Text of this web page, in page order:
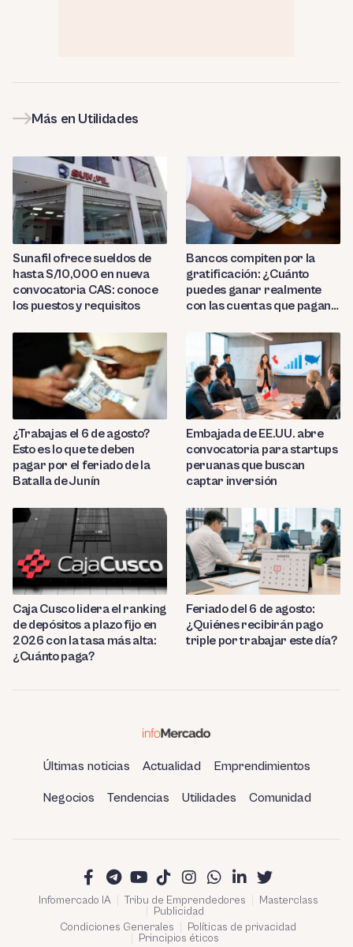
Más en Utilidades
Sunafil ofrece sueldos de
hasta S/10,000 en nueva
convocatoria CAS: conoce
los puestos y requisitos
Bancos compiten por la
gratificación: ¿Cuánto
puedes ganar realmente
con las cuentas que pagan
¿Trabajas el 6 de agosto?
Esto es lo que te deben
pagar por el feriado de la
Batalla de Junín
Embajada de EE.UU. abre
convocatoria para startups
peruanas que buscan
captar inversión
Caja Cusco lidera el ranking
de depósitos a plazo fijo en
2026 con la tasa más alta:
¿Cuánto paga?
Feriado del 6 de agosto:
¿Quiénes recibirán pago
triple por trabajar este día?
Últimas noticias Actualidad Emprendimientos
Negocios Tendencias Utilidades Comunidad
Infomercado IA Tribu de Emprendedores
Masterclass
Publicidad
Condiciones Generales
Políticas de privacidad
Principios éticos